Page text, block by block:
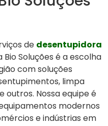
de desentupidora
Soluções é a escolha
com soluções
limpa
outros. Nossa equipe é
modernos
e indústrias em